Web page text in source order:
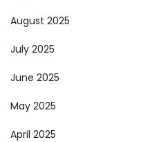
August 2025
July 2025
June 2025
May 2025
April 2025